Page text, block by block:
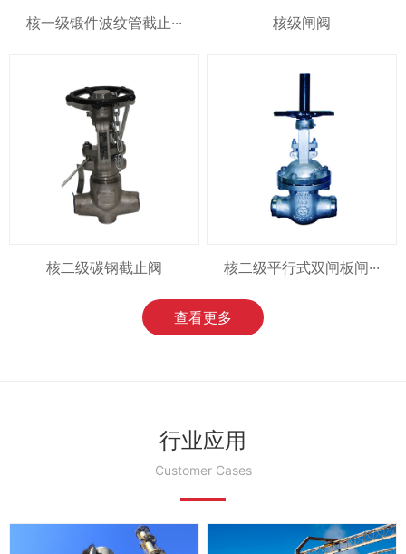
核一级锻件波纹管截止··· 核级闸阀
核二级碳钢截止阀 核二级平行式双闸板闸···
查看更多
行业应用
Customer Cases